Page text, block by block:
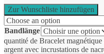
Zur Wunschliste hinzufügen
Bandlänge
quantité de Bracelet
argent avec incrustations de